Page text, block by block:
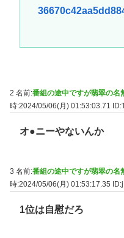
2 名前:番組の途中ですが翡翠の名
時:2024/05/06(月) 01:53:03.71
オ●ニーやないんか
3 名前:番組の途中ですが翡翠の名
時:2024/05/06(月) 01:53:17.35
1位は自慰だろ